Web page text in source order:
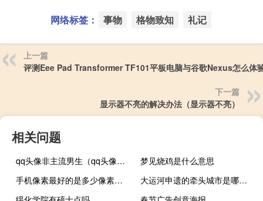
网络标签： 事物 格物致知 礼记
上一篇
评测Eee Pad Transformer TF101平板电脑与谷歌Nexus怎么体
下一篇
显示器不亮的解决办法（显示器不亮）
相关问题
qq头像非主流男生（qq头像非主流闪图）
梦见烧鸡是什么意思
手机像素最好的是多少像素（手机像素多少算好）
大运河申遗的牵头城市是哪个城市